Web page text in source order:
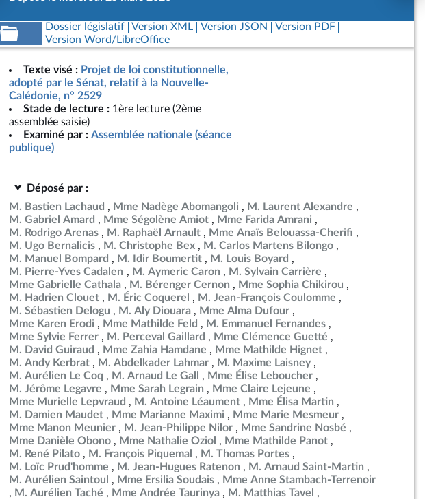
Dossier législatif Version XML Version JSON
Version PDF
Version Word/LibreOffice
Texte visé : Projet de loi constitutionnelle,
adopté par le Sénat, relatif à la Nouvelle-
Calédonie, n° 2529
Stade de lecture : 1ère lecture (2ème
assemblée saisie)
Examiné par : Assemblée nationale (séance
publique)
Déposé par :
M. Bastien Lachaud
Mme Nadège Abomangoli
M. Laurent Alexandre
M. Gabriel Amard
Mme Ségolène Amiot
Mme Farida Amrani
M. Rodrigo Arenas
M. Raphaël Arnault
Mme Anaïs Belouassa-Cherifi
M. Ugo Bernalicis
M. Christophe Bex
M. Carlos Martens Bilongo
M. Manuel Bompard
M. Idir Boumertit
M. Louis Boyard
M. Pierre-Yves Cadalen
M. Aymeric Caron
M. Sylvain Carrière
Mme Gabrielle Cathala
M. Bérenger Cernon
Mme Sophia Chikirou
M. Hadrien Clouet
M. Éric Coquerel
M. Jean-François Coulomme
M. Sébastien Delogu
M. Aly Diouara
Mme Alma Dufour
Mme Karen Erodi
Mme Mathilde Feld
M. Emmanuel Fernandes
Mme Sylvie Ferrer
M. Perceval Gaillard
Mme Clémence Guetté
M. David Guiraud
Mme Zahia Hamdane
Mme Mathilde Hignet
M. Andy Kerbrat
M. Abdelkader Lahmar
M. Maxime Laisney
M. Aurélien Le Coq
M. Arnaud Le Gall
Mme Élise Leboucher
M. Jérôme Legavre
Mme Sarah Legrain
Mme Claire Lejeune
Mme Murielle Lepvraud
M. Antoine Léaument
Mme Élisa Martin
M. Damien Maudet
Mme Marianne Maximi
Mme Marie Mesmeur
Mme Manon Meunier
M. Jean-Philippe Nilor
Mme Sandrine Nosbé
Mme Danièle Obono
Mme Nathalie Oziol
Mme Mathilde Panot
M. René Pilato
M. François Piquemal
M. Thomas Portes
M. Loïc Prud'homme
M. Jean-Hugues Ratenon
M. Arnaud Saint-Martin
M. Aurélien Saintoul
Mme Ersilia Soudais
Mme Anne Stambach-Terrenoir
M. Aurélien Taché
Mme Andrée Taurinya
M. Matthias Tavel